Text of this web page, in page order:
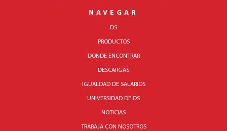
NAVEGAR
DS
PRODUCTOS
DONDE ENCONTRAR
DESCARGAS
IGUALDAD DE SALARIOS
UNIVERSIDAD DE DS
NOTICIAS
TRABAJA CON NOSOTROS